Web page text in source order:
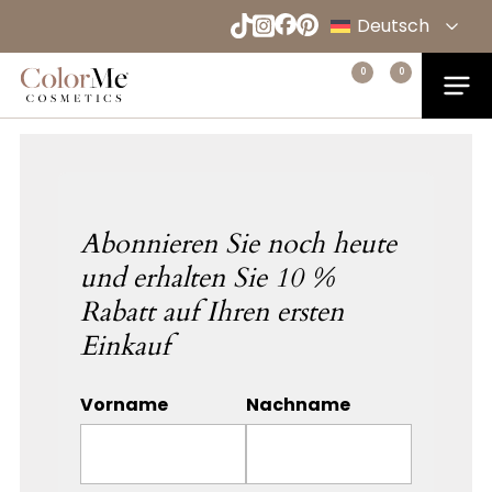
English
Español
Deutsch
Français
Home 0 0
Abonnieren
Abonnieren Sie noch heute
und erhalten Sie 10 %
Rabatt auf Ihren ersten
Einkauf
Vorname Nachname